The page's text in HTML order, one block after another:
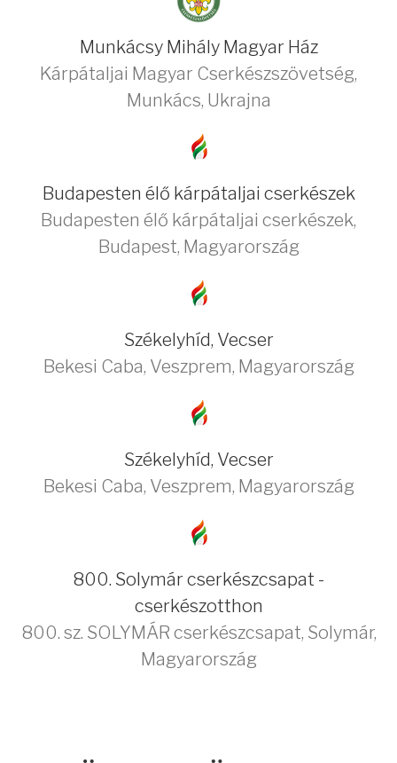
Munkácsy Mihály Magyar Ház
Kárpátaljai Magyar Cserkészszövetség,
Munkács, Ukrajna
Budapesten élő kárpátaljai cserkészek
Budapesten élő kárpátaljai cserkészek,
Budapest, Magyarország
Székelyhíd, Vecser
Bekesi Caba, Veszprem, Magyarország
Székelyhíd, Vecser
Bekesi Caba, Veszprem, Magyarország
800. Solymár cserkészcsapat -
cserkészotthon
800. sz. SOLYMÁR cserkészcsapat, Solymár,
Magyarország